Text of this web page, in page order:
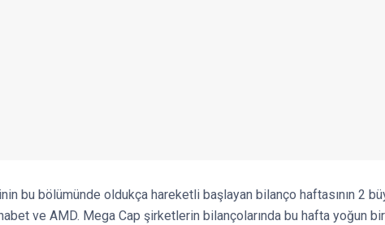
bu bölümünde oldukça hareketli başlayan bilanço haftasının 2
ve AMD. Mega Cap şirketlerin bilançolarında bu hafta yoğun